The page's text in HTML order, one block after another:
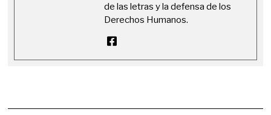
de las letras y la defensa de los
Derechos Humanos.